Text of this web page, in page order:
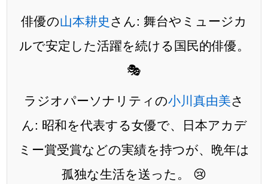
俳優の山本耕史さん: 舞台やミュージカ
ルで安定した活躍を続ける国民的俳優。
🎭
ラジオパーソナリティの小川真由美さ
ん: 昭和を代表する女優で、日本アカデ
ミー賞受賞などの実績を持つが、晩年は
孤独な生活を送った。 😢